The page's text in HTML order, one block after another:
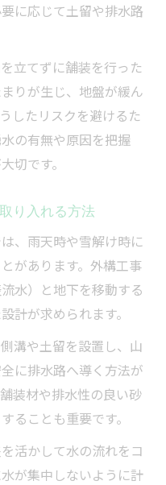
に応じて土留や排水路
立てずに舗装を行った
りが生じ、地盤が緩ん
したリスクを避けるた
の有無や原因を把握
切です。
り入れる方法
、雨天時や雪解け時に
があります。外構工事
水）と地下を移動する
計が求められます。
溝や土留を設置し、山
に排水路へ導く方法が
装材や排水性の良い砂
ることも重要です。
活かして水の流れをコ
が集中しないように計